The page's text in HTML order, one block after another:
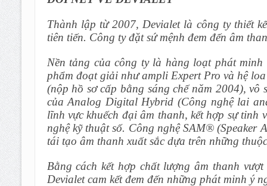
Thành lập từ 2007, Devialet là công ty thiết
tiên tiến. Công ty đặt sứ mệnh đem đến âm
Nền tảng của công ty là hàng loạt phát
phẩm đoạt giải như ampli Expert Pro và hệ
(nộp hồ sơ cấp bằng sáng chế năm 2004),
của Analog Digital Hybrid (Công nghệ lai
lĩnh vực khuếch đại âm thanh, kết hợp sự
nghệ kỹ thuật số. Công nghệ SAM® (Speaker
tái tạo âm thanh xuất sắc dựa trên những
Bằng cách kết hợp chất lượng âm thanh
Devialet cam kết đem đến những phát minh ý